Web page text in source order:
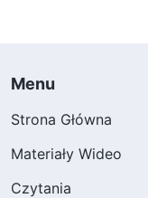
Menu
Strona Główna
Materiały Wideo
Czytania